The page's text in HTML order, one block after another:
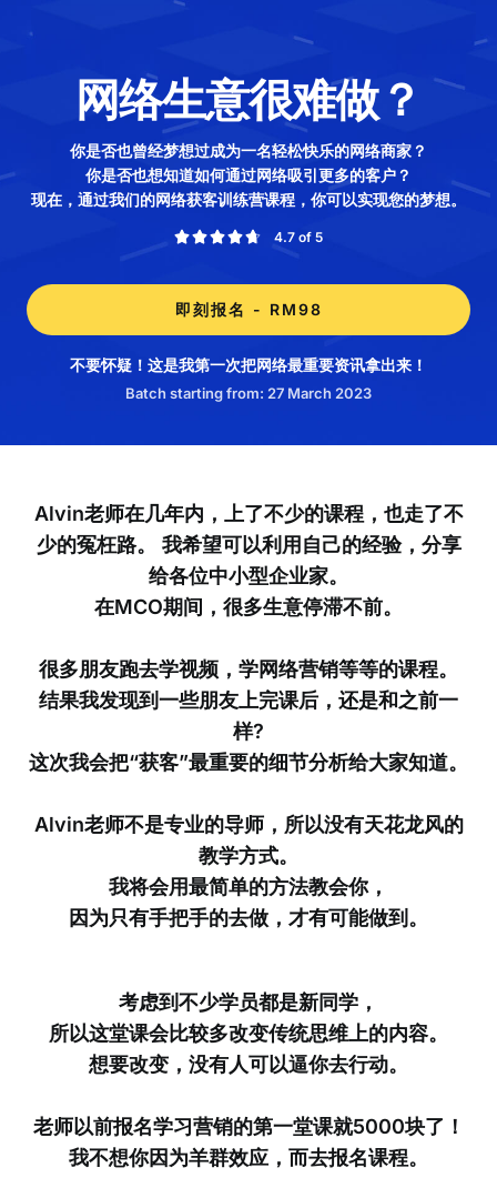
网络生意很难做？
你是否也曾经梦想过成为一名轻松快乐的网络商家？
你是否也想知道如何通过网络吸引更多的客户？
现在，通过我们的网络获客训练营课程，你可以实现您的梦想。
 4.7 of 5
即刻报名 - RM98
不要怀疑！这是我第一次把网络最重要资讯拿出来！
Batch starting from: 27 March 2023
Alvin老师在几年内，上了不少的课程，也走了不
少的冤枉路。 我希望可以利用自己的经验，分享
给各位中小型企业家。
在MCO期间，很多生意停滞不前。
很多朋友跑去学视频，学网络营销等等的课程。
结果我发现到一些朋友上完课后，还是和之前一
样?
这次我会把“获客”最重要的细节分析给大家知道。
Alvin老师不是专业的导师，所以没有天花龙风的
教学方式。
我将会用最简单的方法教会你，
因为只有手把手的去做，才有可能做到。
考虑到不少学员都是新同学，
所以这堂课会比较多改变传统思维上的内容。
想要改变，没有人可以逼你去行动。
老师以前报名学习营销的第一堂课就5000块了！
我不想你因为羊群效应，而去报名课程。